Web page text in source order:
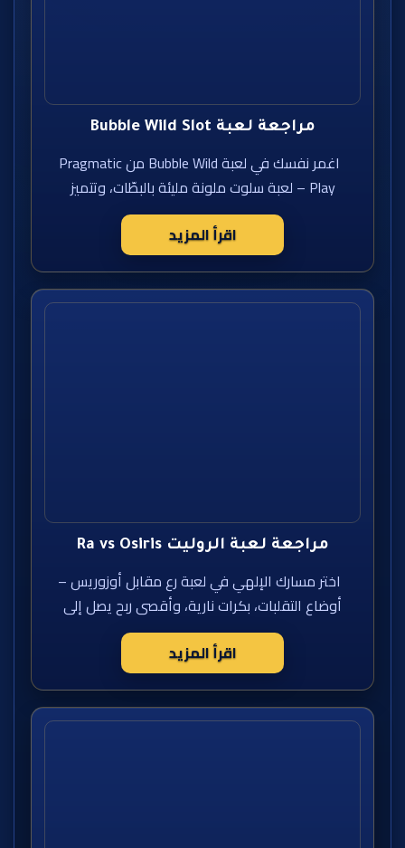
مراجعة لعبة Bubble Wild Slot
اغمر نفسك في لعبة Bubble Wild من Pragmatic
Play – لعبة سلوت ملونة مليئة بالبطّات، وتتميز
اقرأ المزيد
مراجعة لعبة الروليت Ra vs Osiris
اختر مسارك الإلهي في لعبة رع مقابل أوزوريس –
أوضاع التقلبات، بكرات نارية، وأقصى ربح يصل إلى
اقرأ المزيد